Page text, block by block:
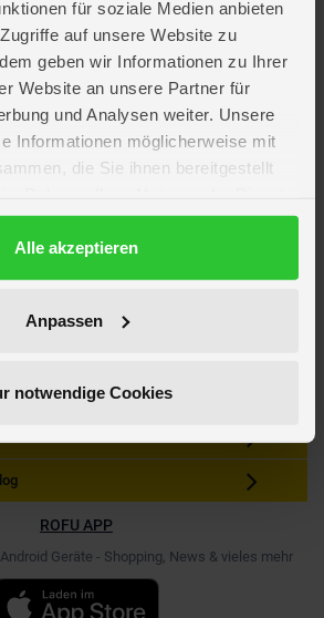
für soziale Medien anbieten
auf unsere Website zu
geben wir Informationen zu Ihrer
Website an unsere Partner für
und Analysen weiter. Unsere
Informationen möglicherweise mit
die Sie ihnen bereitgestellt
Alle akzeptieren
Anpassen
notwendige Cookies
Angebot mehr verpassen
anmelden & Vorteile sichern
Anmelden
Gutscheine & Gewinnspiele
Trends & Angebote
auf Facebook
ROFU APP
Geräte - Shopping, News & vieles mehr